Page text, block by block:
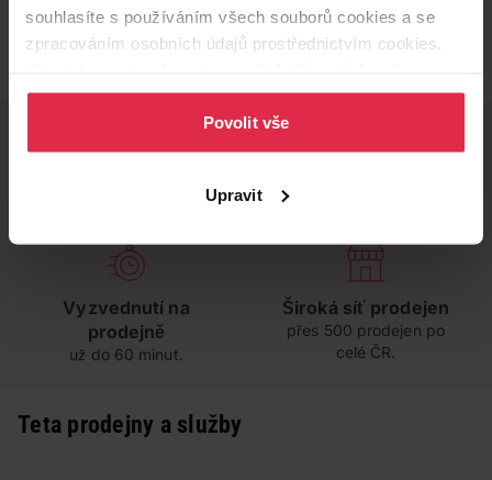
souhlasíte s používáním všech souborů cookies a se
zpracováním osobních údajů prostřednictvím cookies.
osobních údajů.
Povolit vše
Upravit
ušetřete s Teta klubem
Vyzvednutí na
prodejně
už do 60 minut.
Široká síť prodejen
přes 500 prodejen po
celé ČR.
Teta prodejny a služby